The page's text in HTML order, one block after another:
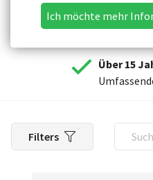
Ich möchte mehr
Über 15
Filters